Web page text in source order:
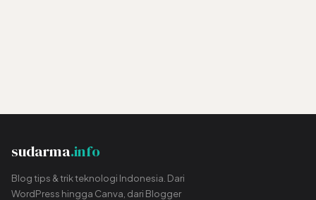
sudarma.info
Blog tips & trik teknologi Indonesia. Dari
WordPress hingga Canva, dari Blogger